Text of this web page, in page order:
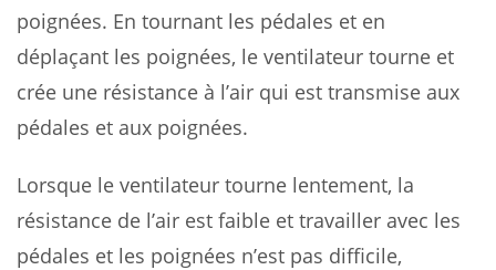
poignées. En tournant les pédales et en
déplaçant les poignées, le ventilateur tourne et
crée une résistance à l’air qui est transmise aux
pédales et aux poignées.
Lorsque le ventilateur tourne lentement, la
résistance de l’air est faible et travailler avec les
pédales et les poignées n’est pas difficile,